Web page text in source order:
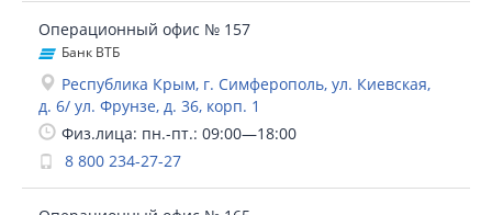
Операционный офис № 157
Банк ВТБ
Республика Крым, г. Симферополь, ул. Киевская,
д. 6/ ул. Фрунзе, д. 36, корп. 1
Физ.лица: пн.-пт.: 09:00—18:00
8 800 234-27-27